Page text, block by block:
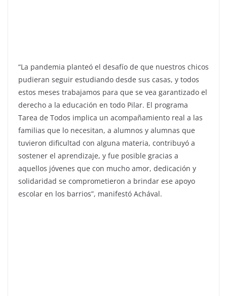
“La pandemia planteó el desafío de que nuestros chicos
pudieran seguir estudiando desde sus casas, y todos
estos meses trabajamos para que se vea garantizado el
derecho a la educación en todo Pilar. El programa
Tarea de Todos implica un acompañamiento real a las
familias que lo necesitan, a alumnos y alumnas que
tuvieron dificultad con alguna materia, contribuyó a
sostener el aprendizaje, y fue posible gracias a
aquellos jóvenes que con mucho amor, dedicación y
solidaridad se comprometieron a brindar ese apoyo
escolar en los barrios”, manifestó Achával.